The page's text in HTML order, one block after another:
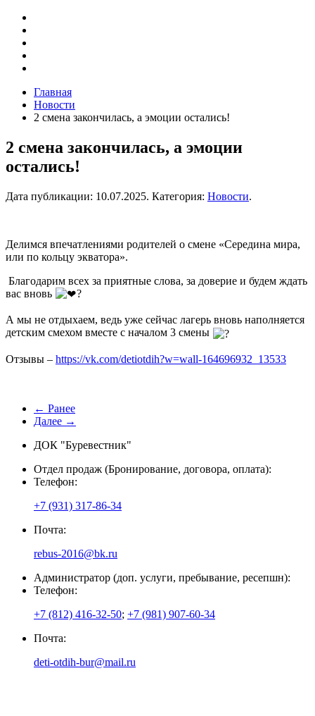
Главная
Новости
2 смена закончилась, а эмоции остались!
2 смена закончилась, а эмоции
остались!
Дата публикации: 10.07.2025. Категория: Новости.
Делимся впечатлениями родителей о смене «Середина мира,
или по кольцу экватора».
Благодарим всех за приятные слова, за доверие и будем ждать
вас вновь
‍?
А мы не отдыхаем, ведь уже сейчас лагерь вновь наполняется
детским смехом вместе с началом 3 смены
Отзывы – https://vk.com/detiotdih?w=wall-164696932_13533
← Ранее
Далее →
ДОК "Буревестник"
Отдел продаж (Бронирование, договора, оплата):
Телефон:
+7 (931) 317-86-34
Почта:
rebus-2016@bk.ru
Администратор (доп. услуги, пребывание, ресепшн):
Телефон:
+7 (812) 416-32-50; +7 (981) 907-60-34
Почта:
deti-otdih-bur@mail.ru